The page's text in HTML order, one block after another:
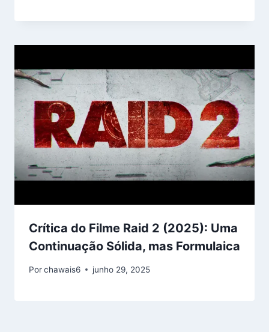
Crítica do Filme Raid 2 (2025): Uma
Continuação Sólida, mas Formulaica
Porchawais6 junho 29, 2025